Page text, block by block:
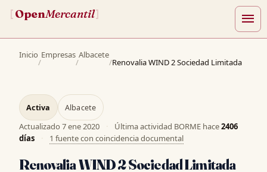
[OpenMercantil] menu
Inicio
/
Empresas
/
Albacete
/Renovalia WIND 2 Sociedad Limitada
Activa Albacete
Actualizado 7 ene 2020 · Última actividad BORME hace2406
días
· 1 fuente con coincidencia documental
Renovalia WIND 2 Sociedad Limitada